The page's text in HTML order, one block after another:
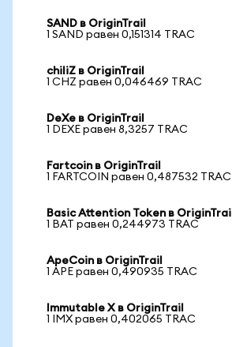
SAND в OriginTrail
1 SAND равен 0,151314 TRAC
chiliZ в OriginTrail
1 CHZ равен 0,046469 TRAC
DeXe в OriginTrail
1 DEXE равен 8,3257 TRAC
Fartcoin в OriginTrail
1 FARTCOIN равен 0,487532 TRAC
Basic Attention Token в OriginTrail
1 BAT равен 0,244973 TRAC
ApeCoin в OriginTrail
1 APE равен 0,490935 TRAC
Immutable X в OriginTrail
1 IMX равен 0,402065 TRAC